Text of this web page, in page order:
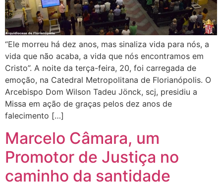
“Ele morreu há dez anos, mas sinaliza vida para nós, a
vida que não acaba, a vida que nós encontramos em
Cristo”. A noite da terça-feira, 20, foi carregada de
emoção, na Catedral Metropolitana de Florianópolis. O
Arcebispo Dom Wilson Tadeu Jönck, scj, presidiu a
Missa em ação de graças pelos dez anos de
falecimento […]
Marcelo Câmara, um
Promotor de Justiça no
caminho da santidade